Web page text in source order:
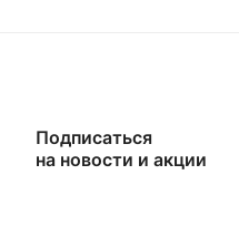
Подписаться
на новости и акции